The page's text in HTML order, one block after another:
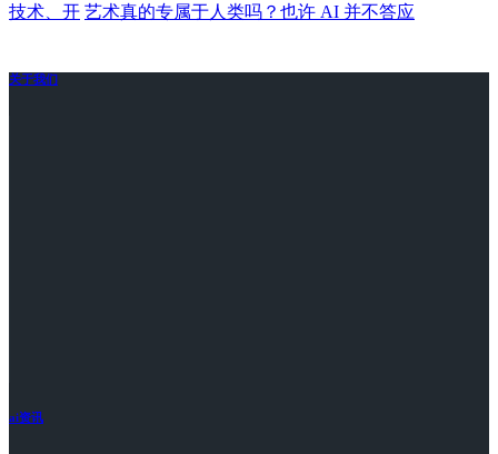
技术、开 艺术真的专属于人类吗？也许 AI 并不答应
关于我们
ai资讯